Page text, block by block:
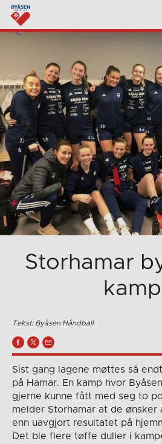
Storhamar
Tekst: Byåsen Håndball
Sist gang lagene møttes så
på Hamar. En kamp hvor
gjerne kunne fått med seg to
melder Storhamar at de
enn uavgjort resultatet på
Det ble flere tøffe duller i